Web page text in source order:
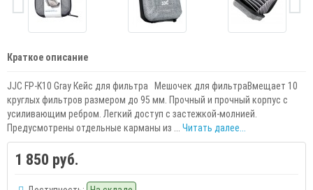
Краткое описание
JJC FP-K10 Gray Кейс для фильтра Мешочек для фильтраВмещает 10
круглых фильтров размером до 95 мм. Прочный и прочный корпус с
усиливающим ребром. Легкий доступ с застежкой-молнией.
Предусмотрены отдельные карманы из ... Читать далее...
1 850 руб.